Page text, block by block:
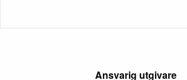
Ansvarig utgivare